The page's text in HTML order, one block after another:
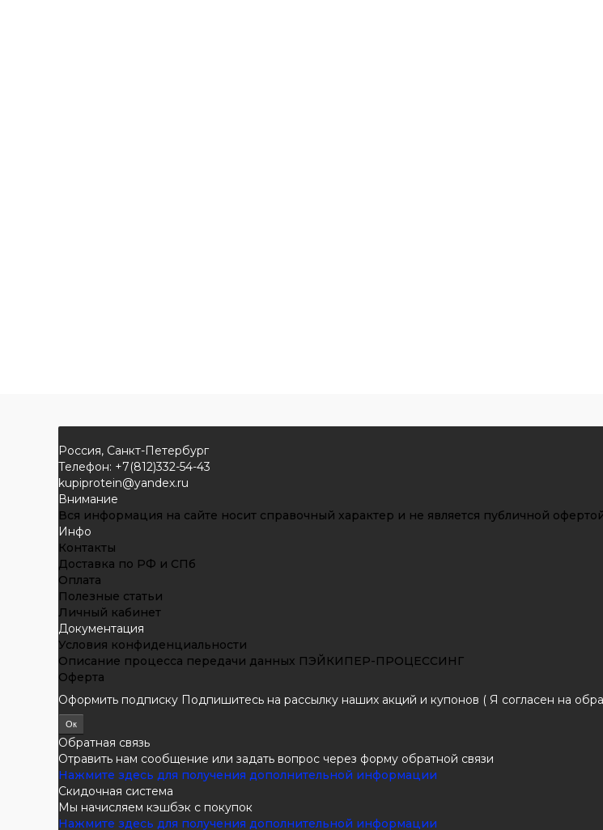
Россия, Санкт-Петербург
Телефон: +7(812)332-54-43
kupiprotein@yandex.ru
Внимание
Вся информация на сайте носит справочный характер и не является публичной
Инфо
Контакты
Доставка по РФ и СПб
Оплата
Полезные статьи
Личный кабинет
Документация
Условия конфиденциальности
Описание процесса передачи данных ПЭЙКИПЕР-ПРОЦЕССИНГ
Оферта
Оформить подписку Подпишитесь на рассылку наших акций и купонов ( Я согласен на
Обратная связь
Отравить нам сообщение или задать вопрос через форму обратной связи
Нажмите здесь для получения дополнительной информации
Скидочная система
Мы начисляем кэшбэк с покупок
Нажмите здесь для получения дополнительной информации